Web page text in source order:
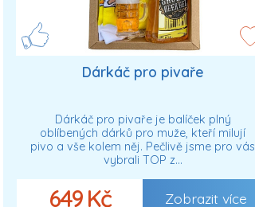
Dárkáč pro pivaře
Dárkáč pro pivaře je balíček plný
oblíbených dárků pro muže, kteří milují
pivo a vše kolem něj. Pečlivě jsme pro vás
vybrali TOP z…
649 Kč Zobrazit více